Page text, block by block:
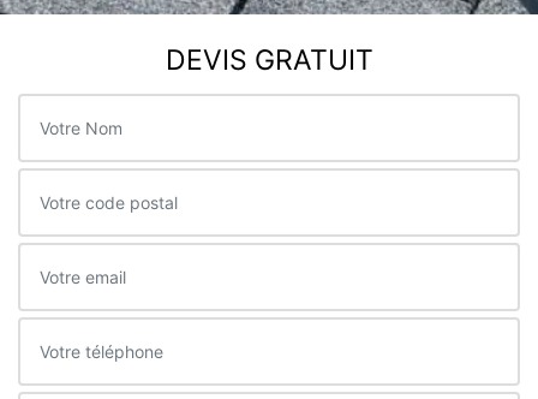
DEVIS GRATUIT